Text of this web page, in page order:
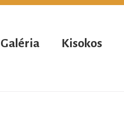
Galéria Kisokos